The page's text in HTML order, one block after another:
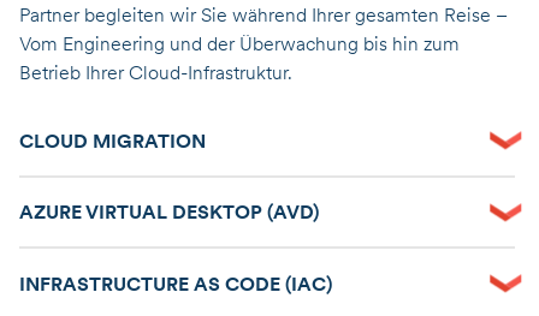
Partner begleiten wir Sie während Ihrer gesamten Reise –
Vom Engineering und der Überwachung bis hin zum
Betrieb Ihrer Cloud-Infrastruktur.
CLOUD MIGRATION
AZURE VIRTUAL DESKTOP (AVD)
INFRASTRUCTURE AS CODE (IAC)